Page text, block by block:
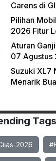
Carens di
Pilihan
2026 Fitur
Aturan
07 Agustus
Suzuki XL7
Menarik
Tags
2026